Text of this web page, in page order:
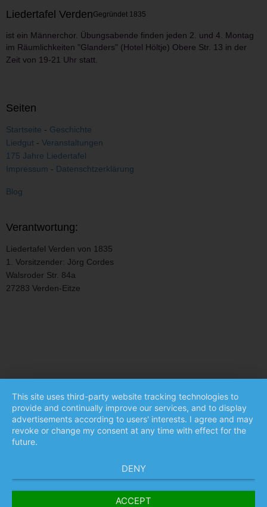
Liedertafel VerdenGegründet 1835
ist ein Männerchor. Übungsabende finden jeden 2. und 4. Montag
im Räumlichkeiten "Glanders" (Hotel Höltje) Obere Str. 13 in der
Zeit von 19-21 Uhr statt.
Seiten
Startseite - Geschichte
Liedgut - Veranstaltungen
175 Jahre Liedertafel
Impressum - Datenschtzerklärung
Blog
Verantwortung:
Liedertafel Verden von 1835
1. Vorsitzender: Jörg Cordes
Walsroder Str. 84a
27283 Verden-Eitze
This site uses third-party website tracking technologies to
provide and continually improve our services, and to display
advertisements according to users' interests. I agree and may
revoke or change my consent at any time with effect for the
future.
DENY
ACCEPT